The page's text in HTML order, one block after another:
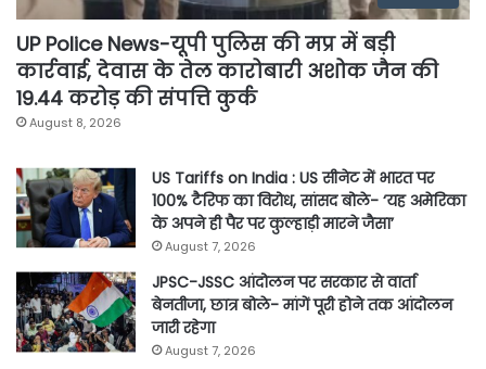
UP Police News-यूपी पुलिस की मप्र में बड़ी
कार्रवाई, देवास के तेल कारोबारी अशोक जैन की
19.44 करोड़ की संपत्ति कुर्क
August 8, 2026
US Tariffs on India : US सीनेट में भारत पर
100% टैरिफ का विरोध, सांसद बोले- ‘यह अमेरिका
के अपने ही पैर पर कुल्हाड़ी मारने जैसा’
August 7, 2026
JPSC-JSSC आंदोलन पर सरकार से वार्ता
बेनतीजा, छात्र बोले- मांगें पूरी होने तक आंदोलन
जारी रहेगा
August 7, 2026